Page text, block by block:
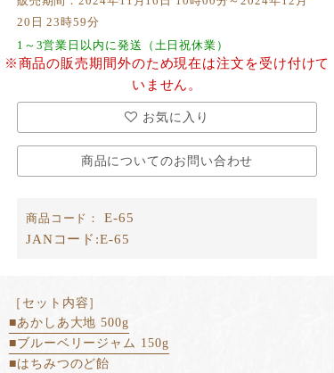
20日 23時59分
1～3営業日以内に発送（土日祝休業）
※商品の販売期間外のため現在は注文を受け付けて
いません。
お気に入り
商品についてのお問い合わせ
商品コード：
E-65
JANコード:E-65
［セット内容］
■あかしあ大地 500g
■ブルーベリージャム 150g
■はちみつのど飴